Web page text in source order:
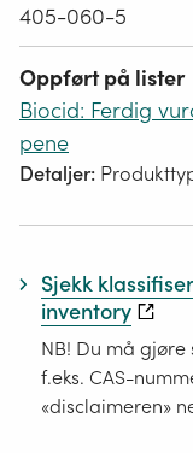
405-060-5
Oppført på lister
Biocid: Ferdig
pene
Detaljer:
Sjekk
inventory
NB! Du må gjøre
f.eks. CAS-
«disclaimeren»